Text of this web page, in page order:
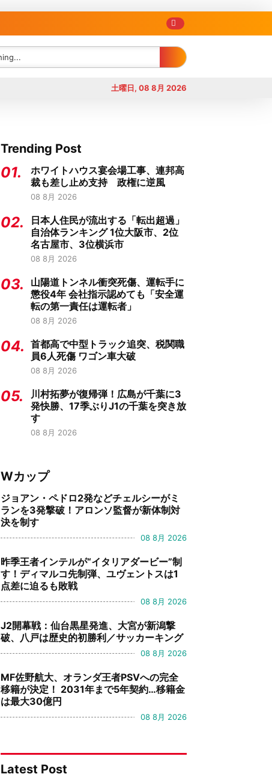
土曜日, 08 8月 2026
Trending Post
01.
ホワイトハウス宴会場工事、連邦高
裁も差し止め支持 政権に逆風
08 8月 2026
02.
日本人住民が流出する「転出超過」
自治体ランキング 1位大阪市、2位
名古屋市、3位横浜市
08 8月 2026
03.
山陽道トンネル衝突死傷、運転手に
懲役4年 会社指示認めても「安全運
転の第一責任は運転者」
08 8月 2026
04. 首都高で中型トラック追突、税関職
員6人死傷 ワゴン車大破
08 8月 2026
05.
川村拓夢が復帰弾！広島が千葉に3
発快勝、17季ぶりJ1の千葉を突き放
す
08 8月 2026
Wカップ
ジョアン・ペドロ2発などチェルシーがミ
ランを3発撃破！アロンソ監督が新体制対
決を制す
08 8月 2026
昨季王者インテルが“イタリアダービー”制
す！ディマルコ先制弾、ユヴェントスは1
点差に迫るも敗戦
08 8月 2026
J2開幕戦：仙台黒星発進、大宮が新潟撃
破、八戸は歴史的初勝利／サッカーキング
08 8月 2026
MF佐野航大、オランダ王者PSVへの完全
移籍が決定！ 2031年まで5年契約…移籍金
は最大30億円
08 8月 2026
Latest Post